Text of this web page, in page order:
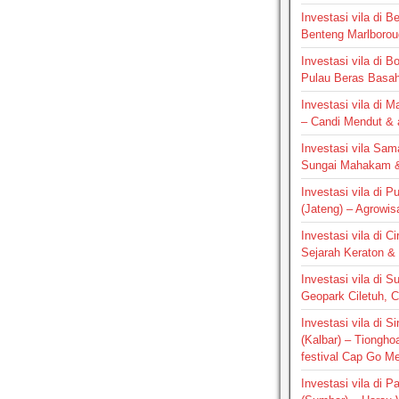
Investasi vila di
Benteng
Investasi vila di
Pulau Beras
Investasi vila di
– Candi Mendut &
Investasi vila
Sungai Mahakam
Investasi vila di
(Jateng) –
Investasi vila di
Sejarah Keraton &
Investasi vila di
Geopark Ciletuh,
Investasi vila di
(Kalbar) –
festival Cap Go
Investasi vila di